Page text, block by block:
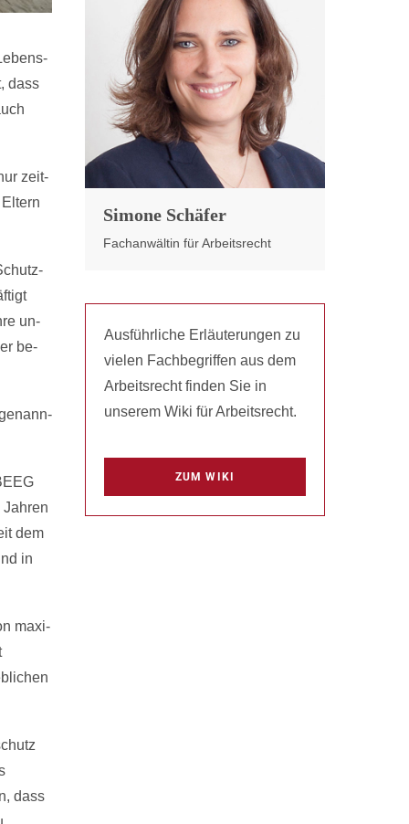
dass
zeit­
un­
be­
ge­nann­
dem
in
ma­xi­
dass
Simone Schäfer
Fachanwältin für Arbeitsrecht
Ausführliche Erläuterungen zu
vielen Fachbegriffen aus dem
Arbeitsrecht finden Sie in
unserem Wiki für Arbeitsrecht.
ZUM WIKI